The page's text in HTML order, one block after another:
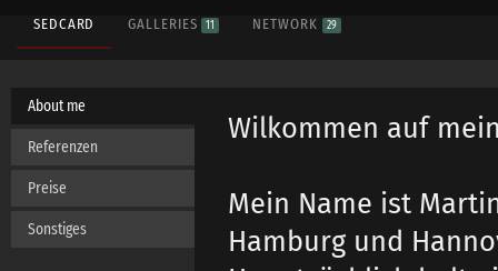
SEDCARD GALLERIES 11 NETWORK 29
About me
Referenzen
Preise
Sonstiges
Wilkommen auf
Mein Name ist
Hamburg und